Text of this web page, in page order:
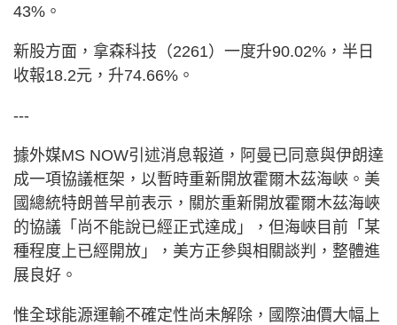
43%。
新股方面，拿森科技（2261）一度升90.02%，半日
收報18.2元，升74.66%。
---
據外媒MS NOW引述消息報道，阿曼已同意與伊朗達
成一項協議框架，以暫時重新開放霍爾木茲海峽。美
國總統特朗普早前表示，關於重新開放霍爾木茲海峽
的協議「尚不能說已經正式達成」，但海峽目前「某
種程度上已經開放」，美方正參與相關談判，整體進
展良好。
惟全球能源運輸不確定性尚未解除，國際油價大幅上